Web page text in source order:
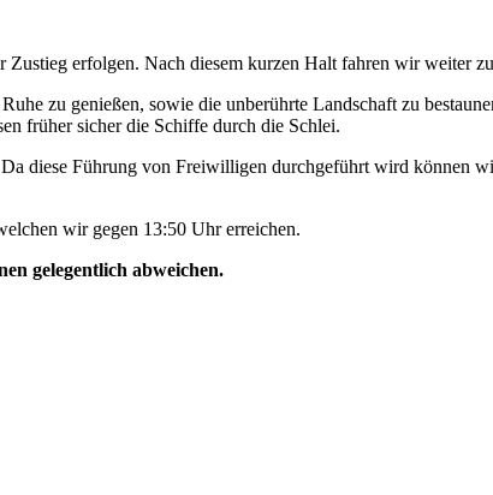
erfolgen. Nach diesem kurzen Halt fahren wir weiter
zu genießen, sowie die unberührte Landschaft zu
früher sicher die Schiffe durch die Schlei.
diese Führung von Freiwilligen durchgeführt wird können
wir gegen 13:50 Uhr erreichen.
gelegentlich abweichen.